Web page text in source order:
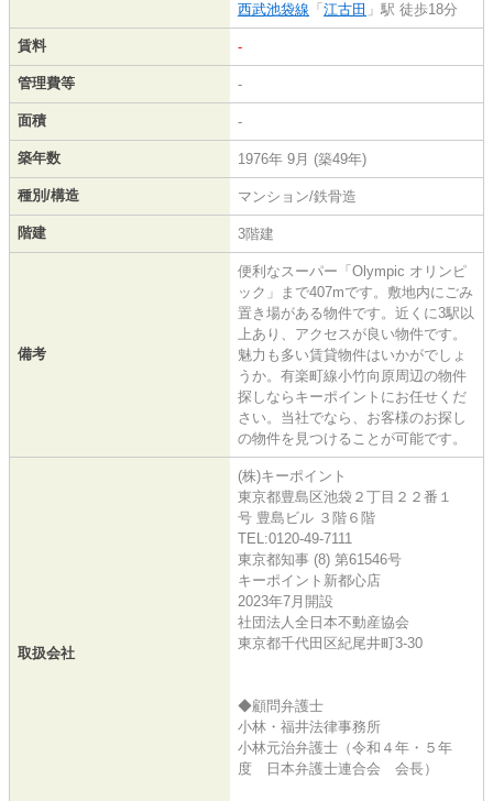
西武池袋線 「 江古田 」駅 徒歩18分
賃料 -
管理費等 -
面積 -
築年数 1976年 9月 (築49年)
種別/構造 マンション/鉄骨造
階建 3階建
備考
便利なスーパー「Olympic オリンピ
ック」まで407mです。敷地内にごみ
置き場がある物件です。近くに3駅以
上あり、アクセスが良い物件です。
魅力も多い賃貸物件はいかがでしょ
うか。有楽町線小竹向原周辺の物件
探しならキーポイントにお任せくだ
さい。当社でなら、お客様のお探し
の物件を見つけることが可能です。
取扱会社
(株)キーポイント
東京都豊島区池袋２丁目２２番１
号 豊島ビル ３階６階
TEL:0120-49-7111
東京都知事 (8) 第61546号
キーポイント新都心店
2023年7月開設
社団法人全日本不動産協会
東京都千代田区紀尾井町3-30
◆顧問弁護士
小林・福井法律事務所
小林元治弁護士（令和４年・５年
度 日本弁護士連合会 会長）